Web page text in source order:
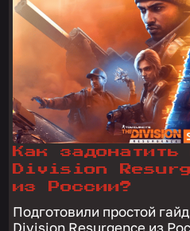
Как задонатить
Division
из России?
Подготовили простой
Division Resurgence из